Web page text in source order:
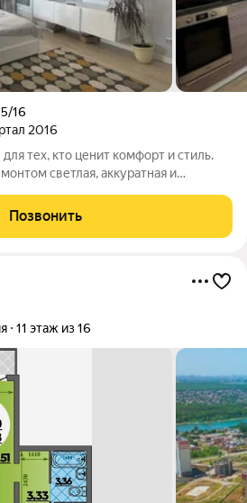
5/16
2016
тех, кто ценит комфорт и стиль.
и
выполнен
Позвонить
11 этаж из 16